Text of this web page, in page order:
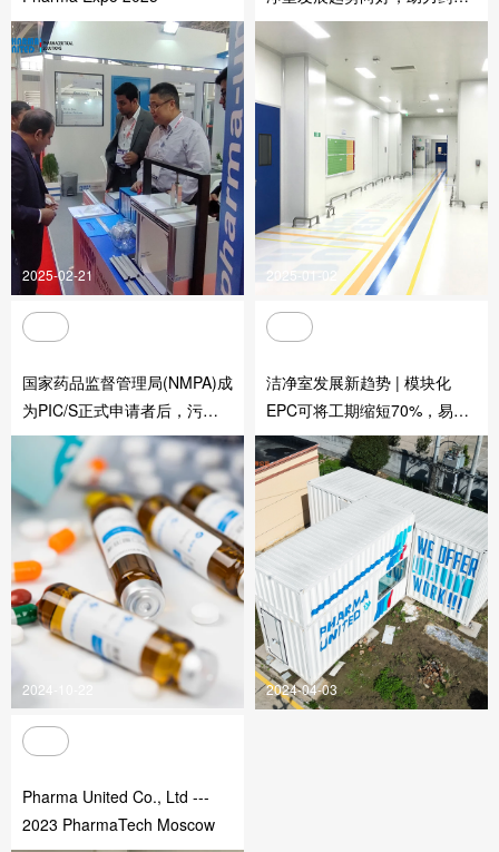
2025-02-21
把好药品质量关
2025-01-02
国家药品监督管理局(NMPA)成
为PIC/S正式申请者后，污染
控制策略（CCS）成为企业
的“必答题”
2024-10-22
洁净室发展新趋势 | 模块化
EPC可将工期缩短70%，易隔
（潜江）模块化洁净室样板间
落地
2024-04-03
Pharma United Co., Ltd ---
2023 PharmaTech Moscow